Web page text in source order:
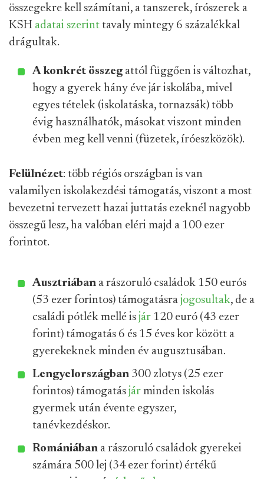
összegekre kell számítani, a tanszerek, írószerek a
KSH adatai szerint tavaly mintegy 6 százalékkal
drágultak.
A konkrét összeg attól függően is változhat,
hogy a gyerek hány éve jár iskolába, mivel
egyes tételek (iskolatáska, tornazsák) több
évig használhatók, másokat viszont minden
évben meg kell venni (füzetek, íróeszközök).
Felülnézet: több régiós országban is van
valamilyen iskolakezdési támogatás, viszont a most
bevezetni tervezett hazai juttatás ezeknél nagyobb
összegű lesz, ha valóban eléri majd a 100 ezer
forintot.
Ausztriában a rászoruló családok 150 eurós
(53 ezer forintos) támogatásra jogosultak, de a
családi pótlék mellé is jár 120 euró (43 ezer
forint) támogatás 6 és 15 éves kor között a
gyerekeknek minden év augusztusában.
Lengyelországban 300 zlotys (25 ezer
forintos) támogatás jár minden iskolás
gyermek után évente egyszer,
tanévkezdéskor.
Romániában a rászoruló családok gyerekei
számára 500 lej (34 ezer forint) értékű